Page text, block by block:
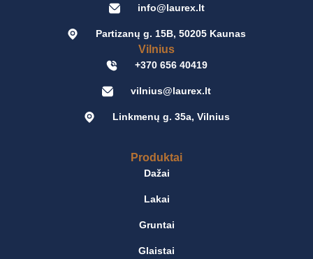
info@laurex.lt
Partizanų g. 15B, 50205 Kaunas
Vilnius
+370 656 40419
vilnius@laurex.lt
Linkmenų g. 35a, Vilnius
Produktai
Dažai
Lakai
Gruntai
Glaistai